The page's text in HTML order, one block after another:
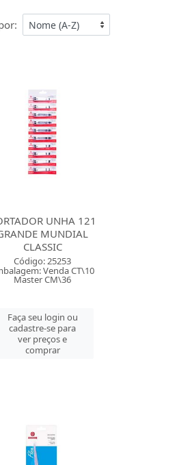
UNHA 121
MUNDIAL
CLASSIC
Código: 25253
Venda CT\10
Master CM\36
Faça seu login ou
cadastre-se para
ver preços e
comprar